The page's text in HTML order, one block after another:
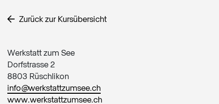
Zurück zur Kursübersicht
Werkstatt zum See
Dorfstrasse 2
8803 Rüschlikon
info@werkstattzumsee.ch
www.werkstattzumsee.ch